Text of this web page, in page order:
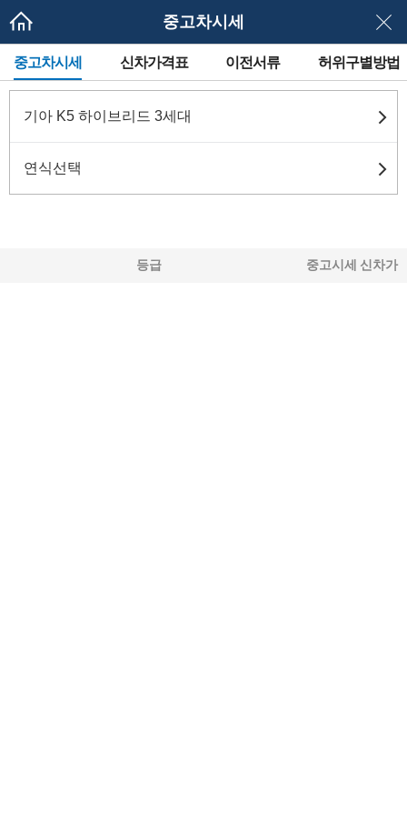
중고차시세
메
뉴
네
이
션
중고차시세 신차가격표 이전서류 허위구별방법
기아 K5 하이브리드 3세대
연식선택
등급 중고시세 신차가